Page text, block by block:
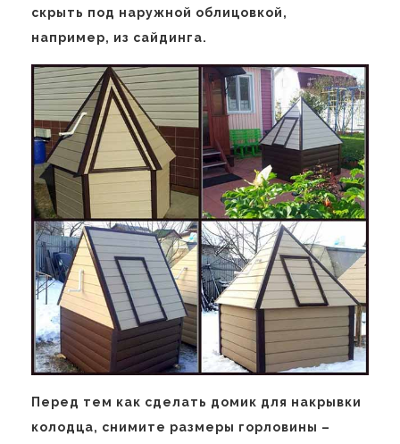
скрыть под наружной облицовкой,
например, из сайдинга.
Перед тем как сделать домик для накрывки
колодца, снимите размеры горловины –